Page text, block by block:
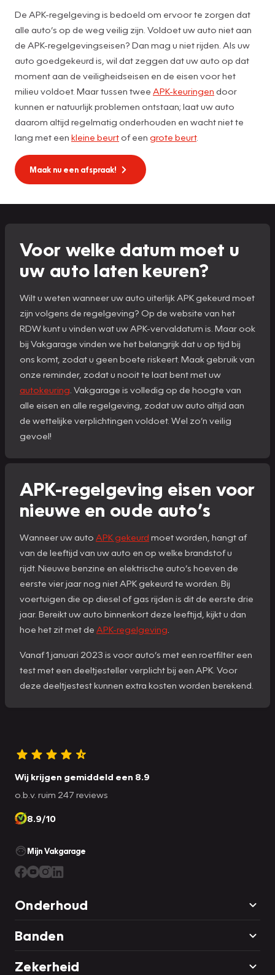
De APK-regelgeving is bedoeld om ervoor te zorgen dat
alle auto’s op de weg veilig zijn. Voldoet uw auto niet aan
de APK-regelgevingseisen? Dan mag u niet rijden. Als uw
auto goedgekeurd is, wil dat zeggen dat uw auto op dat
moment aan de veiligheidseisen en de eisen voor het
milieu voldoet. Maar tussen twee APK-keuringen door
kunnen er natuurlijk problemen ontstaan; laat uw auto
daarom altijd regelmatig onderhouden en wacht niet te
lang met een kleine beurtof een grote beurt.
Maak nu een afspraak!
Voor welke datum moet u
uw auto laten keuren?
Wilt u weten wanneer uw auto uiterlijk APK gekeurd moet
zijn volgens de regelgeving? Op de website van het
RDW kunt u vinden wat uw APK-vervaldatum is. Maar ook
bij Vakgarage vinden we het belangrijk dat u op tijd bij
ons komt, zodat u geen boete riskeert. Maak gebruik van
onze reminder, zodat u nooit te laat bent met uw
autokeuring . Vakgarage is volledig op de hoogte van
alle eisen en alle regelgeving, zodat uw auto altijd aan
de wettelijke verplichtingen voldoet. Wel zo’n veilig
gevoel!
APK-regelgeving eisen voor
nieuwe en oude auto’s
Wanneer uw auto APK gekeurd moet worden, hangt af
van de leeftijd van uw auto en op welke brandstof u
rijdt. Nieuwe benzine en elektrische auto’s hoeven de
eerste vier jaar nog niet APK gekeurd te worden. Bij
voertuigen die op diesel of gas rijden is dit de eerste drie
jaar. Bereikt uw auto binnenkort deze leeftijd, kijkt u dan
hoe het zit met de APK-regelgeving
Vanaf 1 januari 2023 is voor auto’s met een roetfilter een
test met een deeltjesteller verplicht bij een APK. Voor
deze deeltjestest kunnen extra kosten worden berekend.
Wij krijgen gemiddeld een 8.9
o.b.v. ruim 247 reviews
8.9/10
Mijn Vakgarage
Onderhoud
Banden
Zekerheid